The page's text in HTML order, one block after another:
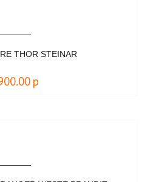
THOR STEINAR
р